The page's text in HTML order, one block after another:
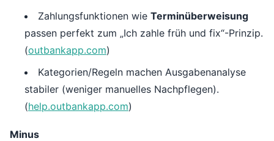
Zahlungsfunktionen wie Terminüberweisung
passen perfekt zum „Ich zahle früh und fix“-Prinzip.
(outbankapp.com)
Kategorien/Regeln machen Ausgabenanalyse
stabiler (weniger manuelles Nachpflegen).
(help.outbankapp.com)
Minus